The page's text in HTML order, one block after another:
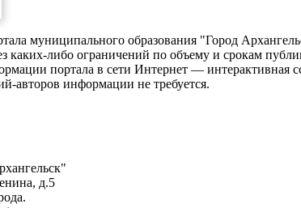
муниципального образования "Город
либо ограничений по объему и срокам
портала в сети Интернет —
авторов информации не требуется.
д.5